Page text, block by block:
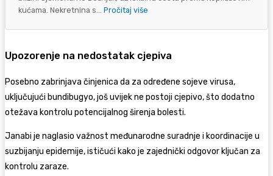
kućama. Nekretnina s... Pročitaj više
Upozorenje na nedostatak cjepiva
Posebno zabrinjava činjenica da za određene sojeve virusa,
uključujući bundibugyo, još uvijek ne postoji cjepivo, što dodatno
otežava kontrolu potencijalnog širenja bolesti.
Janabi je naglasio važnost međunarodne suradnje i koordinacije u
suzbijanju epidemije, ističući kako je zajednički odgovor ključan za
kontrolu zaraze.